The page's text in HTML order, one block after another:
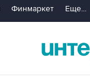
Финмаркет Еще...